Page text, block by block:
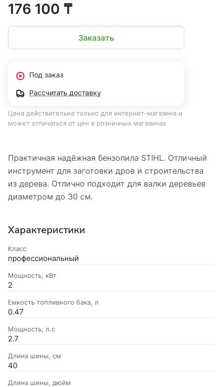
176 100 ₸
Заказать
Под заказ
Рассчитать доставку
Цена действительна только для интернет-магазина и
может отличаться от цен в розничных магазинах
Практичная надёжная бензопила STIHL. Отличный
инструмент для заготовки дров и строительства
из дерева. Отлично подходит для валки деревьев
диаметром до 30 см.
Характеристики
Класс
профессиональный
Мощность, кВт
2
Емкость топливного бака, л
0.47
Мощность, л.с
2.7
Длина шины, см
40
Длина шины, дюйм